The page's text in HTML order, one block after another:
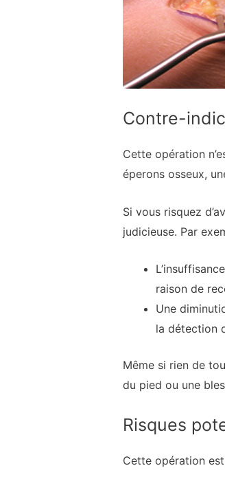
Contre-
Cette opération
éperons osseux,
Si vous risquez
judicieuse. Par
raison de
Une
la détection
Même si rien de
du pied ou une
Risques
Cette opération